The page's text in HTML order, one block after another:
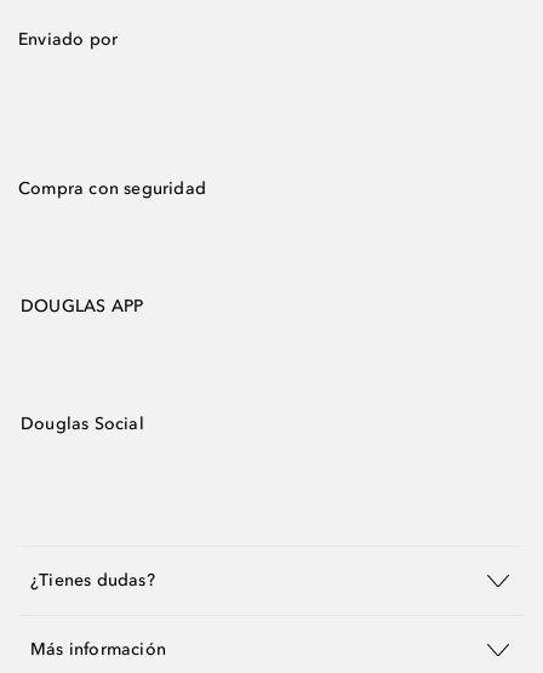
Enviado por
Compra con seguridad
DOUGLAS APP
Douglas Social
¿Tienes dudas?
Más información